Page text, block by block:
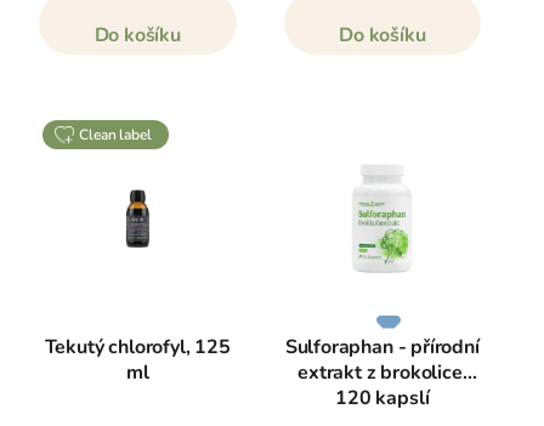
Do košíku Do košíku
clean label
Tekutý chlorofyl, 125
ml
Sulforaphan - přírodní
extrakt z brokolice,
120 kapslí